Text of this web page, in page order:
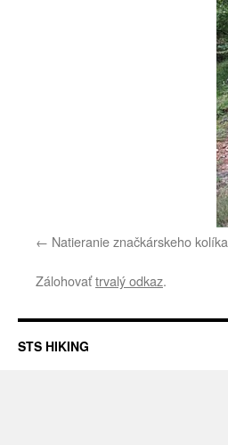
Natieranie značkárskeho kolíka
Zálohovaťtrvalý odkaz.
STS HIKING